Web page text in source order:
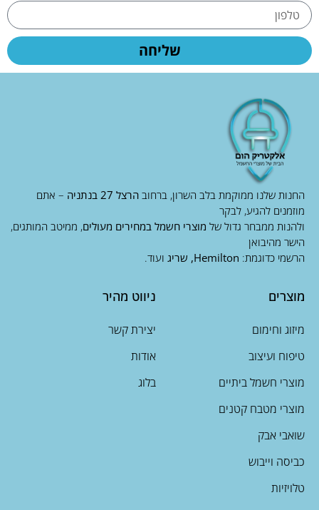
שליחה
החנות שלנו ממוקמת בלב השרון, ברחוב הרצל 27 בנתניה
– אתם
מוזמנים להגיע, לבקר
ולהנות ממבחר גדול של מוצרי חשמל במחירים מעולים, ממיטב המותגים,
הישר מהיבואן
הרשמי כדוגמת: Hemilton, שריג ועוד.
מוצרים
מיזוג וחימום
טיפוח ועיצוב
מוצרי חשמל ביתיים
מוצרי מטבח קטנים
שואבי אבק
כביסה וייבוש
טלויזיות
ניווט מהיר
יצירת קשר
אודות
בלוג